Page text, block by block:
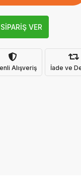
VER
Alışveriş İade ve